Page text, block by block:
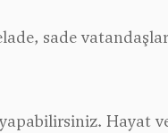
sade
Hayat